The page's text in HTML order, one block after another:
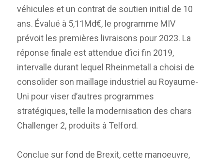
véhicules et un contrat de soutien initial de 10
ans. Évalué à 5,11Md€, le programme MIV
prévoit les premières livraisons pour 2023. La
réponse finale est attendue d’ici fin 2019,
intervalle durant lequel Rheinmetall a choisi de
consolider son maillage industriel au Royaume-
Uni pour viser d’autres programmes
stratégiques, telle la modernisation des chars
Challenger 2, produits à Telford.
Conclue sur fond de Brexit, cette manoeuvre,